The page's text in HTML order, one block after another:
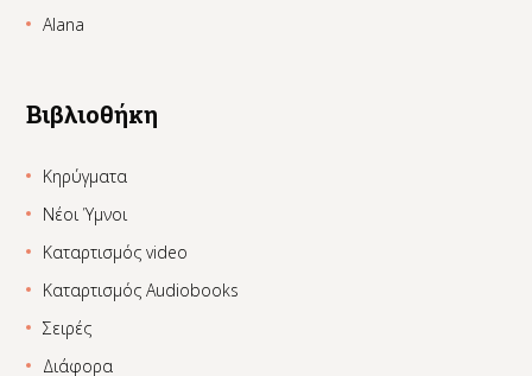
Alana
Βιβλιοθήκη
Κηρύγματα
Νέοι Ύμνοι
Καταρτισμός video
Καταρτισμός Audiobooks
Σειρές
Διάφορα